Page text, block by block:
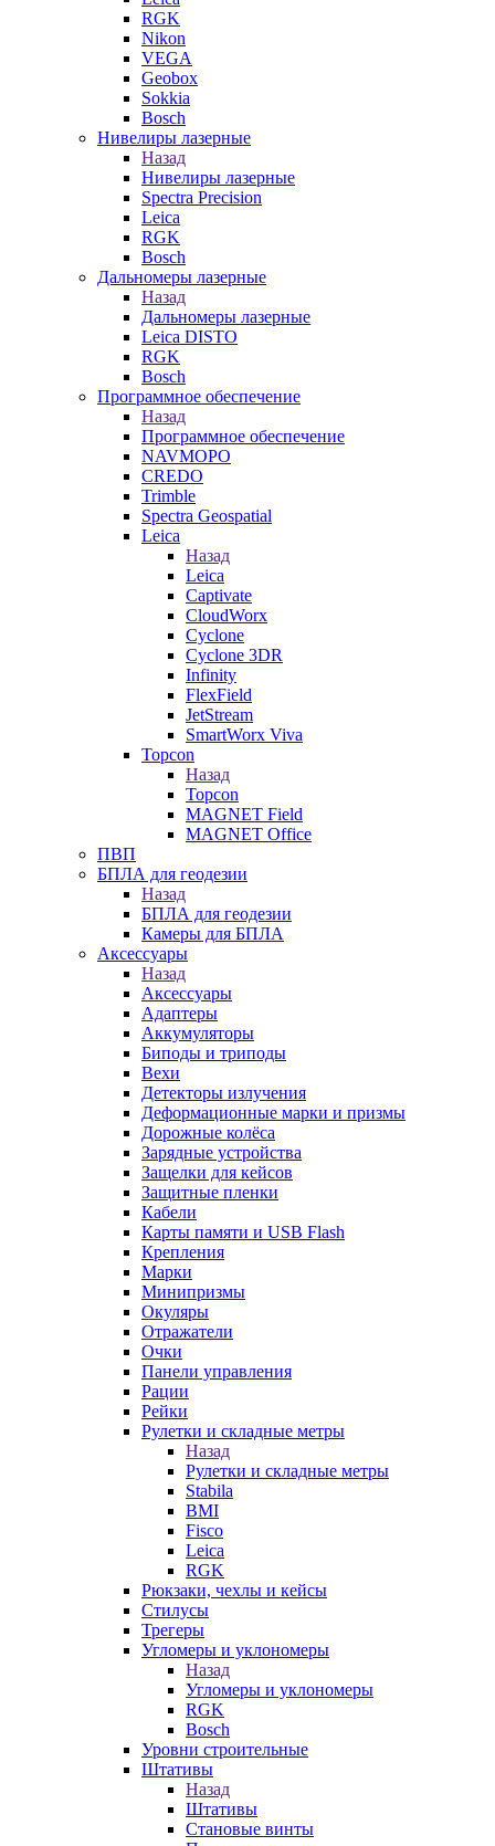
RGK
Nikon
VEGA
Geobox
Sokkia
Bosch
Нивелиры лазерные
Назад
Нивелиры лазерные
Spectra Precision
Leica
RGK
Bosch
Дальномеры лазерные
Назад
Дальномеры лазерные
Leica DISTO
RGK
Bosch
Программное обеспечение
Назад
Программное обеспечение
NAVMOPO
CREDO
Trimble
Spectra Geospatial
Leica
Назад
Leica
Captivate
CloudWorx
Cyclone
Cyclone 3DR
Infinity
FlexField
JetStream
SmartWorx Viva
Topcon
Назад
Topcon
MAGNET Field
MAGNET Office
ПВП
БПЛА для геодезии
Назад
БПЛА для геодезии
Камеры для БПЛА
Аксессуары
Назад
Аксессуары
Адаптеры
Аккумуляторы
Биподы и триподы
Вехи
Детекторы излучения
Деформационные марки и призмы
Дорожные колёса
Зарядные устройства
Защелки для кейсов
Защитные пленки
Кабели
Карты памяти и USB Flash
Крепления
Марки
Минипризмы
Окуляры
Отражатели
Очки
Панели управления
Рации
Рейки
Рулетки и складные метры
Назад
Рулетки и складные метры
Stabila
BMI
Fisco
Leica
RGK
Рюкзаки, чехлы и кейсы
Стилусы
Трегеры
Угломеры и уклономеры
Назад
Угломеры и уклономеры
RGK
Bosch
Уровни строительные
Штативы
Назад
Штативы
Становые винты